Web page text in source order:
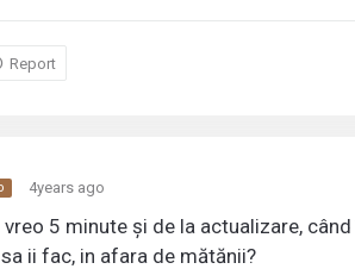
Report
4years ago
5 minute și de la actualizare,
ii fac, in afara de mătănii?